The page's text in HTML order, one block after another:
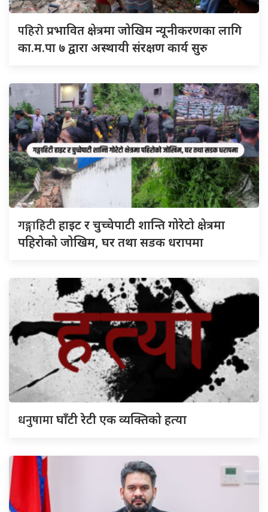
पहिरोप्रभावित क्षेत्रमा जोखिम न्यूनीकरणका लागि
का.म.पा ७ द्वारा अस्थायी संरक्षण कार्य सुरु
गङ्गाहिटीहाइट र चुच्चेपाटी शान्ति गोरेटो क्षेत्रमा
पहिरोको जोखिम, घर तथा सडक धरापमा
धनुषामाघाँटी रेटी एक व्यक्तिको हत्या